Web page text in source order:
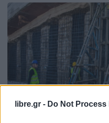
libre.gr - Do Not